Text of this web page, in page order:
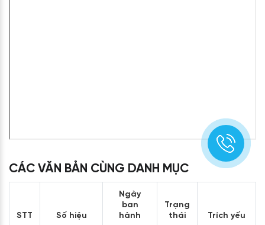
CÁC VĂN BẢN CÙNG DANH MỤC
STT Số hiệu
Ngày
ban
hành
Trạng
thái
Trích yếu